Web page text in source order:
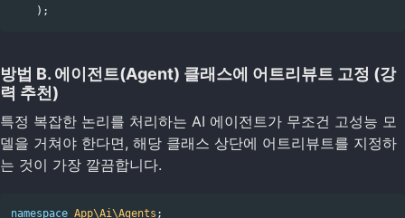
);
방법 B. 에이전트(Agent) 클래스에 어트리뷰트 고정 (강
력 추천)
특정 복잡한 논리를 처리하는 AI 에이전트가 무조건 고성능 모
델을 거쳐야 한다면, 해당 클래스 상단에 어트리뷰트를 지정하
는 것이 가장 깔끔합니다.
namespace App\Ai\Agents ;